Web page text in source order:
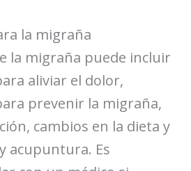
la migraña
la migraña puede incluir
aliviar el dolor,
prevenir la migraña,
cambios en la dieta y
acupuntura. Es